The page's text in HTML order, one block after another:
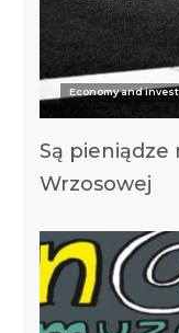
Economy and
Są
Wrzosowej